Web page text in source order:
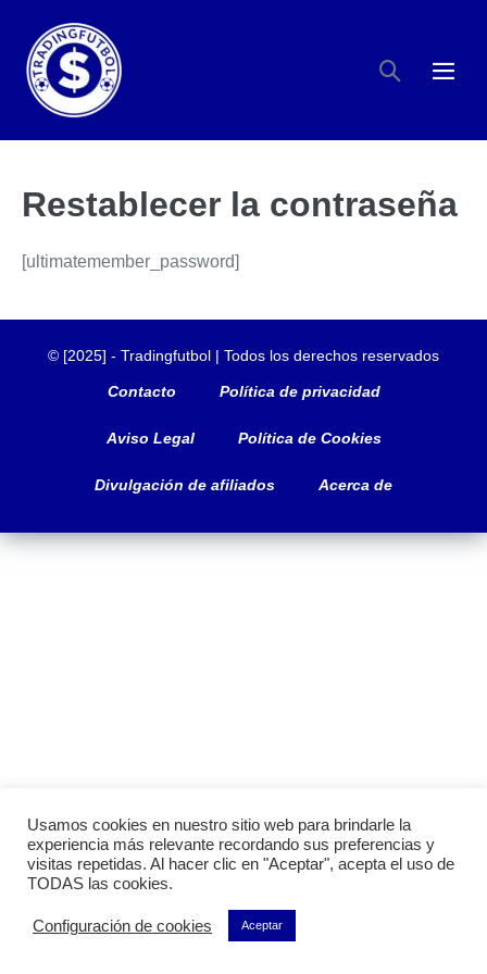
contenido
Alternar
Restablecer la contraseña
[ultimatemember_password]
© [2025] - Tradingfutbol | Todos los derechos reservados
Contacto Política de privacidad
Aviso Legal Política de Cookies
Divulgación de afiliados Acerca de
Usamos cookies en nuestro sitio web para brindarle la
experiencia más relevante recordando sus preferencias y
visitas repetidas. Al hacer clic en "Aceptar", acepta el uso de
TODAS las cookies.
Configuración de cookies Aceptar